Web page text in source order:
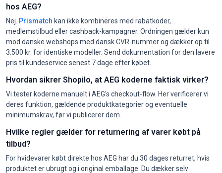
hos AEG?
Nej. Prismatch kan ikke kombineres med rabatkoder,
medlemstilbud eller cashback-kampagner. Ordningen gælder kun
mod danske webshops med dansk CVR-nummer og dækker op til
3.500 kr. for identiske modeller. Send dokumentation for den lavere
pris til kundeservice senest 7 dage efter købet.
Hvordan sikrer Shopilo, at AEG koderne faktisk virker?
Vi tester koderne manuelt i AEG's checkout-flow. Her verificerer vi
deres funktion, gældende produktkategorier og eventuelle
minimumskrav, før vi publicerer dem.
Hvilke regler gælder for returnering af varer købt på
tilbud?
For hvidevarer købt direkte hos AEG har du 30 dages returret, hvis
produktet er ubrugt og i original emballage. Du dækker selv